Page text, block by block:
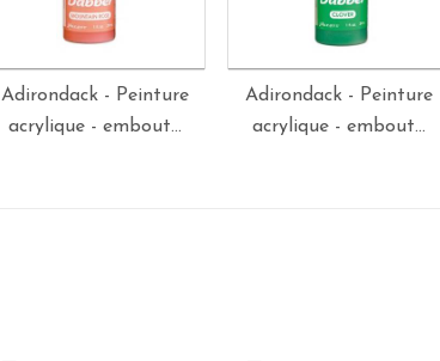
Adirondack - Peinture
acrylique - embout...
Adirondack - Peinture
acrylique - embout...